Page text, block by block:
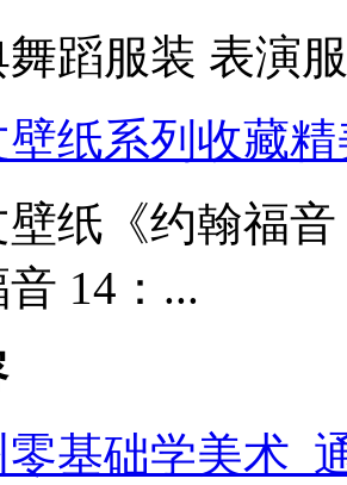
蹈服装 表演
纸系列收藏
纸《约翰福
14：...
基础学美术_